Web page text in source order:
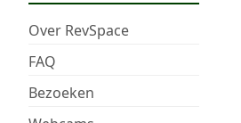
Over RevSpace
FAQ
Bezoeken